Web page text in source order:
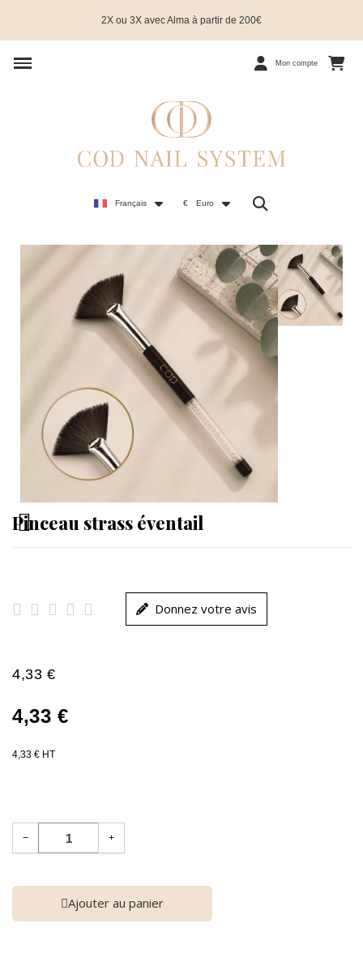
2X ou 3X avec Alma à partir de 200€
Mon compte
Français € Euro
Pinceau strass éventail
     Donnez votre avis
4,33 €
4,33 €
4,33 € HT
− +
Ajouter au panier